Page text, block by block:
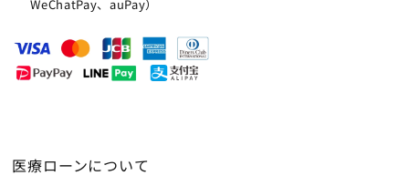
WeChatPay、auPay）
医療ローンについて